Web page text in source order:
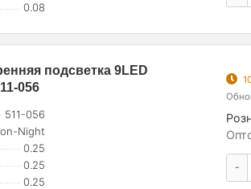
0.08
подсветка 9LED
056
511-056
Night
0.25
0.25
0.25
-